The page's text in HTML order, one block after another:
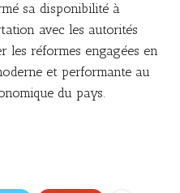
sa disponibilité à
avec les autorités
les réformes engagées en
et performante au
du pays.